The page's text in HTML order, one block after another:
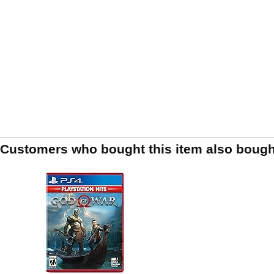
Customers who bought this item also